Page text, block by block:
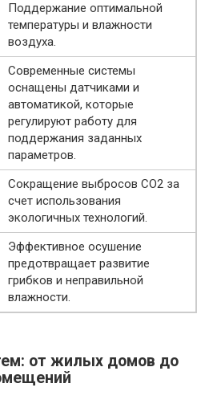
Поддержание оптимальной
температуры и влажности
воздуха.
Современные системы
оснащены датчиками и
автоматикой, которые
регулируют работу для
поддержания заданных
параметров.
Сокращение выбросов CO2 за
счет использования
экологичных технологий.
Эффективное осушение
предотвращает развитие
грибков и неправильной
влажности.
от жилых домов до